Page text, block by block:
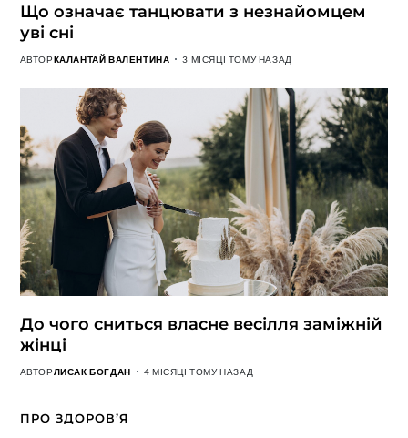
Що означає танцювати з незнайомцем
уві сні
АВТОРКАЛАНТАЙ ВАЛЕНТИНА 3 МІСЯЦІ ТОМУ НАЗАД
До чого сниться власне весілля заміжній
жінці
АВТОРЛИСАК БОГДАН 4 МІСЯЦІ ТОМУ НАЗАД
ПРО ЗДОРОВ’Я